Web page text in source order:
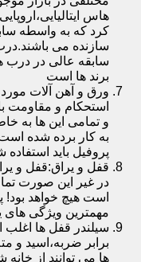
هاس
کرد که به واسطه
سازنده می
سابقه عالی در درب
برند ها است
ورق و آهن آلات
استحکام و مقاومت
و تمامی این ها به
به کار برده شده
پروفیل باید استفاده
قفل و یراق:قفل و
در غیر این صورت
است هیچ خواهد
مهمترین ویژگی
سیلندر قفل ها
برابر ضربه،اسید و
ها می توانند از